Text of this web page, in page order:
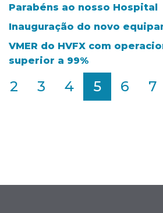
Parabéns ao nosso Hospital
Inauguração do novo
VMER do HVFX com
superior a 99%
2 3 4 5 6 7